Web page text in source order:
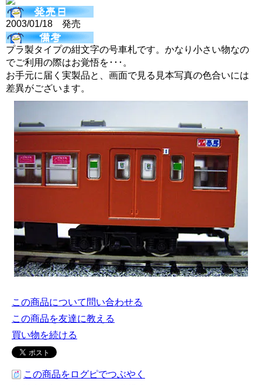
2003/01/18 発売
プラ製タイプの紺文字の号車札です。かなり小さい物なの
でご利用の際はお覚悟を･･･。
お手元に届く実製品と、画面で見る見本写真の色合いには
差異がございます。
この商品について問い合わせる
この商品を友達に教える
買い物を続ける
この商品をログピでつぶやく